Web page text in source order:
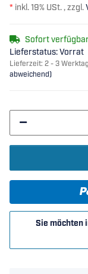
* inkl. 19% USt. , zzgl.
Sofort
Lieferstatus: Vorrat
Lieferzeit: 2 - 3
abweichend)
Sie möchten